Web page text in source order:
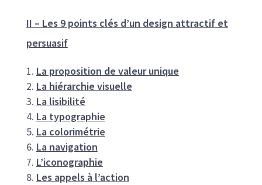
II – Les 9 points clés d’un design attractif et
persuasif
La proposition de valeur unique
La hiérarchie visuelle
La lisibilité
La typographie
La colorimétrie
La navigation
L’iconographie
Les appels à l’action